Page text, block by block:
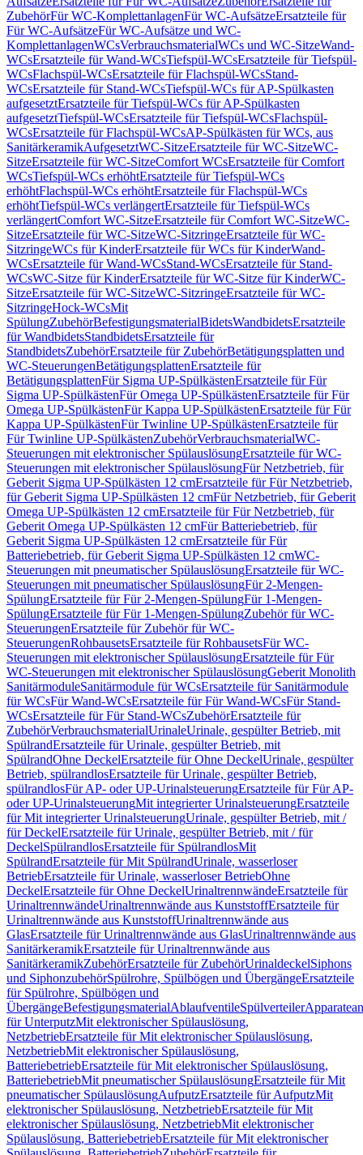
ZubehörFür WC-KomplettanlagenFür WC-AufsätzeErsatzteile für
Für WC-AufsätzeFür WC-Aufsätze und WC-
KomplettanlagenWCsVerbrauchsmaterialWCs und WC-SitzeWand-
WCsErsatzteile für Wand-WCsTiefspül-WCsErsatzteile für Tiefspül-
WCsFlachspül-WCsErsatzteile für Flachspül-WCsStand-
WCsErsatzteile für Stand-WCsTiefspül-WCs für AP-Spülkasten
aufgesetztErsatzteile für Tiefspül-WCs für AP-Spülkasten
aufgesetztTiefspül-WCsErsatzteile für Tiefspül-WCsFlachspül-
WCsErsatzteile für Flachspül-WCsAP-Spülkästen für WCs, aus
SanitärkeramikAufgesetztWC-SitzeErsatzteile für WC-SitzeWC-
SitzeErsatzteile für WC-SitzeComfort WCsErsatzteile für Comfort
WCsTiefspül-WCs erhöhtErsatzteile für Tiefspül-WCs
erhöhtFlachspül-WCs erhöhtErsatzteile für Flachspül-WCs
erhöhtTiefspül-WCs verlängertErsatzteile für Tiefspül-WCs
verlängertComfort WC-SitzeErsatzteile für Comfort WC-SitzeWC-
SitzeErsatzteile für WC-SitzeWC-SitzringeErsatzteile für WC-
SitzringeWCs für KinderErsatzteile für WCs für KinderWand-
WCsErsatzteile für Wand-WCsStand-WCsErsatzteile für Stand-
WCsWC-Sitze für KinderErsatzteile für WC-Sitze für KinderWC-
SitzeErsatzteile für WC-SitzeWC-SitzringeErsatzteile für WC-
SitzringeHock-WCsMit
SpülungZubehörBefestigungsmaterialBidetsWandbidetsErsatzteile
für WandbidetsStandbidetsErsatzteile für
StandbidetsZubehörErsatzteile für ZubehörBetätigungsplatten und
WC-SteuerungenBetätigungsplattenErsatzteile für
BetätigungsplattenFür Sigma UP-SpülkästenErsatzteile für Für
Sigma UP-SpülkästenFür Omega UP-SpülkästenErsatzteile für Für
Omega UP-SpülkästenFür Kappa UP-SpülkästenErsatzteile für Für
Kappa UP-SpülkästenFür Twinline UP-SpülkästenErsatzteile für
Für Twinline UP-SpülkästenZubehörVerbrauchsmaterialWC-
Steuerungen mit elektronischer SpülauslösungErsatzteile für WC-
Steuerungen mit elektronischer SpülauslösungFür Netzbetrieb, für
Geberit Sigma UP-Spülkästen 12 cmErsatzteile für Für Netzbetrieb,
für Geberit Sigma UP-Spülkästen 12 cmFür Netzbetrieb, für Geberit
Omega UP-Spülkästen 12 cmErsatzteile für Für Netzbetrieb, für
Geberit Omega UP-Spülkästen 12 cmFür Batteriebetrieb, für
Geberit Sigma UP-Spülkästen 12 cmErsatzteile für Für
Batteriebetrieb, für Geberit Sigma UP-Spülkästen 12 cmWC-
Steuerungen mit pneumatischer SpülauslösungErsatzteile für WC-
Steuerungen mit pneumatischer SpülauslösungFür 2-Mengen-
SpülungErsatzteile für Für 2-Mengen-SpülungFür 1-Mengen-
SpülungErsatzteile für Für 1-Mengen-SpülungZubehör für WC-
SteuerungenErsatzteile für Zubehör für WC-
SteuerungenRohbausetsErsatzteile für RohbausetsFür WC-
Steuerungen mit elektronischer SpülauslösungErsatzteile für Für
WC-Steuerungen mit elektronischer SpülauslösungGeberit Monolith
SanitärmoduleSanitärmodule für WCsErsatzteile für Sanitärmodule
für WCsFür Wand-WCsErsatzteile für Für Wand-WCsFür Stand-
WCsErsatzteile für Für Stand-WCsZubehörErsatzteile für
ZubehörVerbrauchsmaterialUrinaleUrinale, gespülter Betrieb, mit
SpülrandErsatzteile für Urinale, gespülter Betrieb, mit
SpülrandOhne DeckelErsatzteile für Ohne DeckelUrinale, gespülter
Betrieb, spülrandlosErsatzteile für Urinale, gespülter Betrieb,
spülrandlosFür AP- oder UP-UrinalsteuerungErsatzteile für Für AP-
oder UP-UrinalsteuerungMit integrierter UrinalsteuerungErsatzteile
für Mit integrierter UrinalsteuerungUrinale, gespülter Betrieb, mit /
für DeckelErsatzteile für Urinale, gespülter Betrieb, mit / für
DeckelSpülrandlosErsatzteile für SpülrandlosMit
SpülrandErsatzteile für Mit SpülrandUrinale, wasserloser
BetriebErsatzteile für Urinale, wasserloser BetriebOhne
DeckelErsatzteile für Ohne DeckelUrinaltrennwändeErsatzteile für
UrinaltrennwändeUrinaltrennwände aus KunststoffErsatzteile für
Urinaltrennwände aus KunststoffUrinaltrennwände aus
GlasErsatzteile für Urinaltrennwände aus GlasUrinaltrennwände aus
SanitärkeramikErsatzteile für Urinaltrennwände aus
SanitärkeramikZubehörErsatzteile für ZubehörUrinaldeckelSiphons
und SiphonzubehörSpülrohre, Spülbögen und ÜbergängeErsatzteile
für Spülrohre, Spülbögen und
ÜbergängeBefestigungsmaterialAblaufventileSpülverteiler
für UnterputzMit elektronischer Spülauslösung,
NetzbetriebErsatzteile für Mit elektronischer Spülauslösung,
NetzbetriebMit elektronischer Spülauslösung,
BatteriebetriebErsatzteile für Mit elektronischer Spülauslösung,
BatteriebetriebMit pneumatischer SpülauslösungErsatzteile für Mit
pneumatischer SpülauslösungAufputzErsatzteile für AufputzMit
elektronischer Spülauslösung, NetzbetriebErsatzteile für Mit
elektronischer Spülauslösung, NetzbetriebMit elektronischer
Spülauslösung, BatteriebetriebErsatzteile für Mit elektronischer